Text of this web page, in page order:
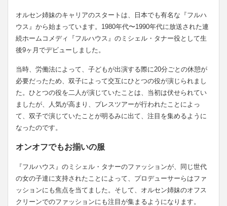
オルセン姉妹のキャリアのスタートは、日本でも有名な『フルハ
ウス』から始まっています。1980年代〜1990年代に放送された連
続ホームコメディ『フルハウス』のミシェル・タナー役として生
後9ヶ月でデビューしました。
当時、労働法によって、子どもが出演する際に20分ごとの休憩が
必要だったため、双子によって交互にひとつの役が演じられまし
た。ひとつの役を二人が演じていたことは、当初は伏せられてい
ましたが、人気が高まり、プレスツアーが行われたことによっ
て、双子で演じていたことが明るみに出て、注目を集めるように
なったのです。
オンオフでもお揃いの服
『フルハウス』のミシェル・タナーのファッションが、同じ世代
の女の子達に支持されたことによって、プロデューサーらはファ
ッションにも焦点を当てました。そして、オルセン姉妹のオフス
クリーンでのファッションにも注目が集まるようになります。